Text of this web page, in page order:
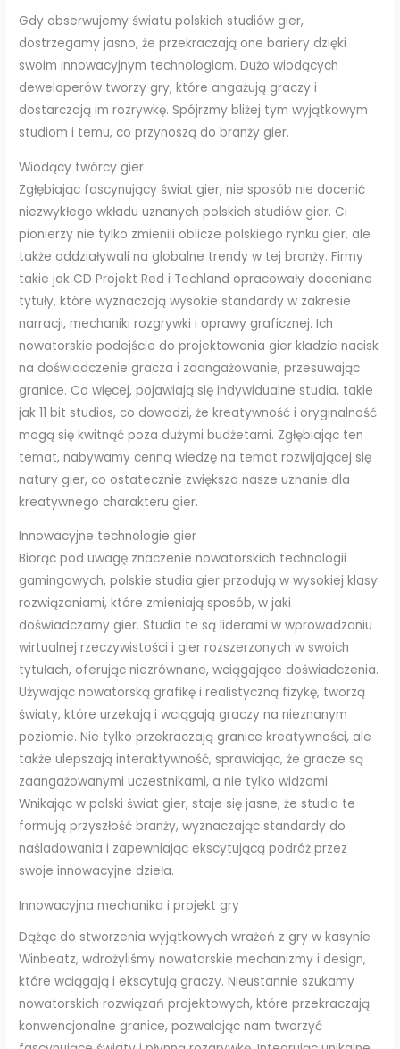
Gdy obserwujemy światu polskich studiów gier,
dostrzegamy jasno, że przekraczają one bariery dzięki
swoim innowacyjnym technologiom. Dużo wiodących
deweloperów tworzy gry, które angażują graczy i
dostarczają im rozrywkę. Spójrzmy bliżej tym wyjątkowym
studiom i temu, co przynoszą do branży gier.
Wiodący twórcy gier
Zgłębiając fascynujący świat gier, nie sposób nie docenić
niezwykłego wkładu uznanych polskich studiów gier. Ci
pionierzy nie tylko zmienili oblicze polskiego rynku gier, ale
także oddziaływali na globalne trendy w tej branży. Firmy
takie jak CD Projekt Red i Techland opracowały doceniane
tytuły, które wyznaczają wysokie standardy w zakresie
narracji, mechaniki rozgrywki i oprawy graficznej. Ich
nowatorskie podejście do projektowania gier kładzie nacisk
na doświadczenie gracza i zaangażowanie, przesuwając
granice. Co więcej, pojawiają się indywidualne studia, takie
jak 11 bit studios, co dowodzi, że kreatywność i oryginalność
mogą się kwitnąć poza dużymi budżetami. Zgłębiając ten
temat, nabywamy cenną wiedzę na temat rozwijającej się
natury gier, co ostatecznie zwiększa nasze uznanie dla
kreatywnego charakteru gier.
Innowacyjne technologie gier
Biorąc pod uwagę znaczenie nowatorskich technologii
gamingowych, polskie studia gier przodują w wysokiej klasy
rozwiązaniami, które zmieniają sposób, w jaki
doświadczamy gier. Studia te są liderami w wprowadzaniu
wirtualnej rzeczywistości i gier rozszerzonych w swoich
tytułach, oferując niezrównane, wciągające doświadczenia.
Używając nowatorską grafikę i realistyczną fizykę, tworzą
światy, które urzekają i wciągają graczy na nieznanym
poziomie. Nie tylko przekraczają granice kreatywności, ale
także ulepszają interaktywność, sprawiając, że gracze są
zaangażowanymi uczestnikami, a nie tylko widzami.
Wnikając w polski świat gier, staje się jasne, że studia te
formują przyszłość branży, wyznaczając standardy do
naśladowania i zapewniając ekscytującą podróż przez
swoje innowacyjne dzieła.
Innowacyjna mechanika i projekt gry
Dążąc do stworzenia wyjątkowych wrażeń z gry w kasynie
Winbeatz, wdrożyliśmy nowatorskie mechanizmy i design,
które wciągają i ekscytują graczy. Nieustannie szukamy
nowatorskich rozwiązań projektowych, które przekraczają
konwencjonalne granice, pozwalając nam tworzyć